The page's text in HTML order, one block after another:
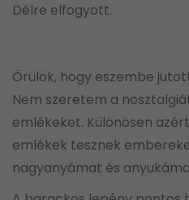
Délre elfogyott.
Örülök, hogy eszembe
Nem szeretem a
emlékeket. Különösen
emlékek tesznek
nagyanyámat és